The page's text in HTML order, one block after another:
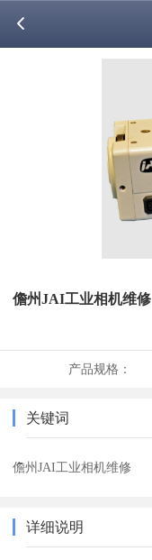
儋州JAI工业相机维修
产品规格：
关键词
儋州JAI工业相机维修
详细说明